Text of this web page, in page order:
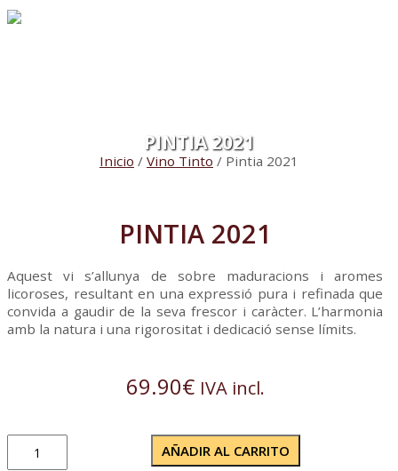
PINTIA 2021
Inicio / Vino Tinto / Pintia 2021
PINTIA 2021
Aquest vi s’allunya de sobre maduracions i aromes
licoroses, resultant en una expressió pura i refinada que
convida a gaudir de la seva frescor i caràcter. L’harmonia
amb la natura i una rigorositat i dedicació sense límits.
69.90€ IVA incl.
2021
AÑADIR AL CARRITO